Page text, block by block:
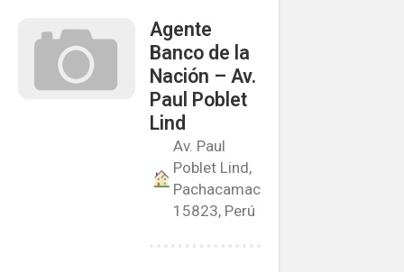
Agente
Banco de la
Nación – Av.
Paul Poblet
Lind
Av. Paul
Poblet Lind,
Pachacamac
15823, Perú